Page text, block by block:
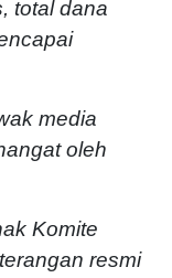
total dana
media
oleh
Komite
resmi